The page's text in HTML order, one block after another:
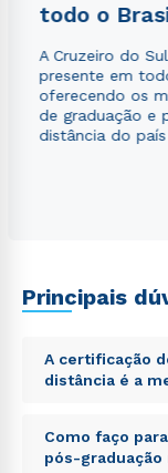
todo o
A Cruzeiro do
presente em
oferecendo os
de graduação e
distância do país
Principais
A certificação
distância é a
Sed ut
voluptatem
Como faço
pós-
Estou de
autorizo que
envio de